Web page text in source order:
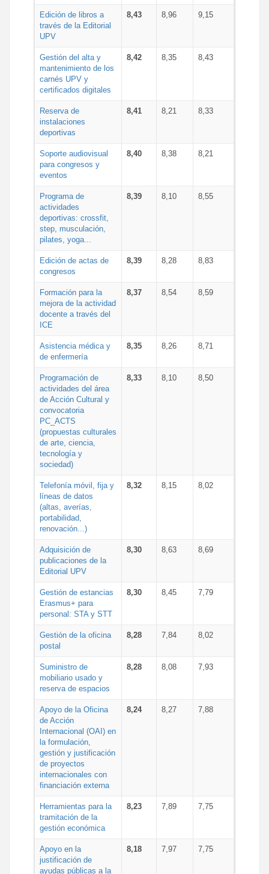
Edición de libros a
través de la Editorial
UPV
8,43 8,96 9,15
Gestión del alta y
mantenimiento de los
carnés UPV y
certificados digitales
8,42 8,35 8,43
Reserva de
instalaciones
deportivas
8,41 8,21 8,33
Soporte audiovisual
para congresos y
eventos
8,40 8,38 8,21
Programa de
actividades
deportivas: crossfit,
step, musculación,
pilates, yoga...
8,39 8,10 8,55
Edición de actas de
congresos
8,39 8,28 8,83
Formación para la
mejora de la actividad
docente a través del
ICE
8,37 8,54 8,59
Asistencia médica y
de enfermería
8,35 8,26 8,71
Programación de
actividades del área
de Acción Cultural y
convocatoria
PC_ACTS
(propuestas culturales
de arte, ciencia,
tecnología y
sociedad)
8,33 8,10 8,50
Telefonía móvil, fija y
líneas de datos
(altas, averías,
portabilidad,
renovación...)
8,32 8,15 8,02
Adquisición de
publicaciones de la
Editorial UPV
8,30 8,63 8,69
Gestión de estancias
Erasmus+ para
personal: STA y STT
8,30 8,45 7,79
Gestión de la oficina
postal
8,28 7,84 8,02
Suministro de
mobiliario usado y
reserva de espacios
8,28 8,08 7,93
Apoyo de la Oficina
de Acción
Internacional (OAI) en
la formulación,
gestión y justificación
de proyectos
internacionales con
financiación externa
8,24 8,27 7,88
Herramientas para la
tramitación de la
gestión económica
8,23 7,89 7,75
Apoyo en la
justificación de
ayudas públicas a la
8,18 7,97 7,75